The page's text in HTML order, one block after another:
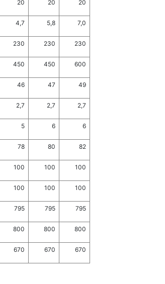
20 20 20
4,7 5,8 7,0
230 230 230
450 450 600
46 47 49
2,7 2,7 2,7
5 6 6
78 80 82
100 100 100
100 100 100
795 795 795
800 800 800
670 670 670